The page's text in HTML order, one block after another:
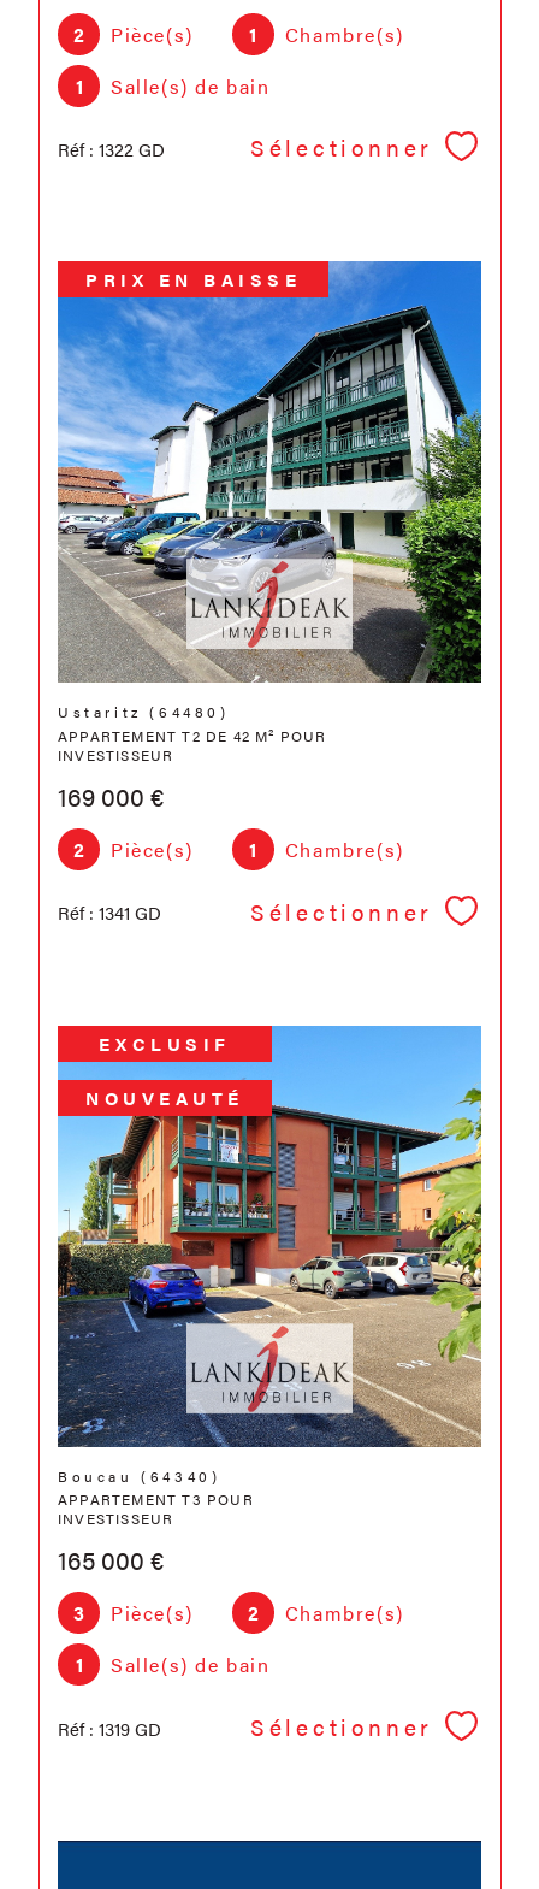
2 Pièce(s) 1
Chambre(s)
1
Salle(s) de bain
Réf : 1322 GD Sélectionner
PRIX EN BAISSE
Ustaritz (64480)
APPARTEMENT T2 DE 42 M² POUR
INVESTISSEUR
169 000 €
2 Pièce(s) 1 Chambre(s)
Réf : 1341 GD Sélectionner
EXCLUSIF
NOUVEAUTÉ
Boucau (64340)
APPARTEMENT T3 POUR
INVESTISSEUR
165 000 €
3 Pièce(s) 2
Chambre(s)
1
Salle(s) de bain
Réf : 1319 GD Sélectionner